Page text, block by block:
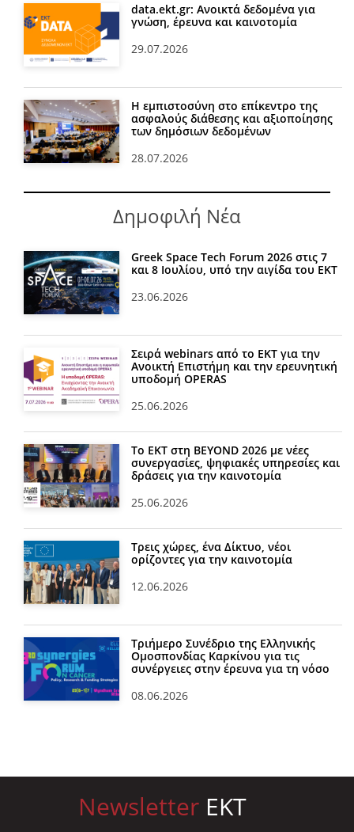
data.ekt.gr: Ανοικτά δεδομένα για
γνώση, έρευνα και καινοτομία
29.07.2026
Η εμπιστοσύνη στο επίκεντρο της
ασφαλούς διάθεσης και αξιοποίησης
των δημόσιων δεδομένων
28.07.2026
Δημοφιλή Νέα
Greek Space Tech Forum 2026 στις 7
και 8 Ιουλίου, υπό την αιγίδα του ΕΚΤ
23.06.2026
Σειρά webinars από το ΕΚΤ για την
Ανοικτή Επιστήμη και την ερευνητική
υποδομή OPERAS
25.06.2026
Το ΕΚΤ στη BEYOND 2026 με νέες
συνεργασίες, ψηφιακές υπηρεσίες και
δράσεις για την καινοτομία
25.06.2026
Τρεις χώρες, ένα Δίκτυο, νέοι
ορίζοντες για την καινοτομία
12.06.2026
Τριήμερο Συνέδριο της Ελληνικής
Ομοσπονδίας Καρκίνου για τις
συνέργειες στην έρευνα για τη νόσο
08.06.2026
Newsletter EKT